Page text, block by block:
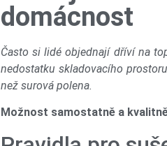
domácnost
Často si lidé objednají dříví na
nedostatku skladovacího
než surová polena.
Možnost samostatně a